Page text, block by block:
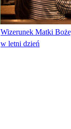
Wizerunek Matki
w letni dzień